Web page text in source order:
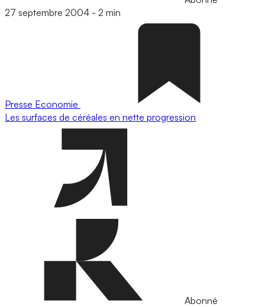
27 septembre 2004 - 2 min
Presse Economie
Les surfaces de céréales en nette progression
Abonné